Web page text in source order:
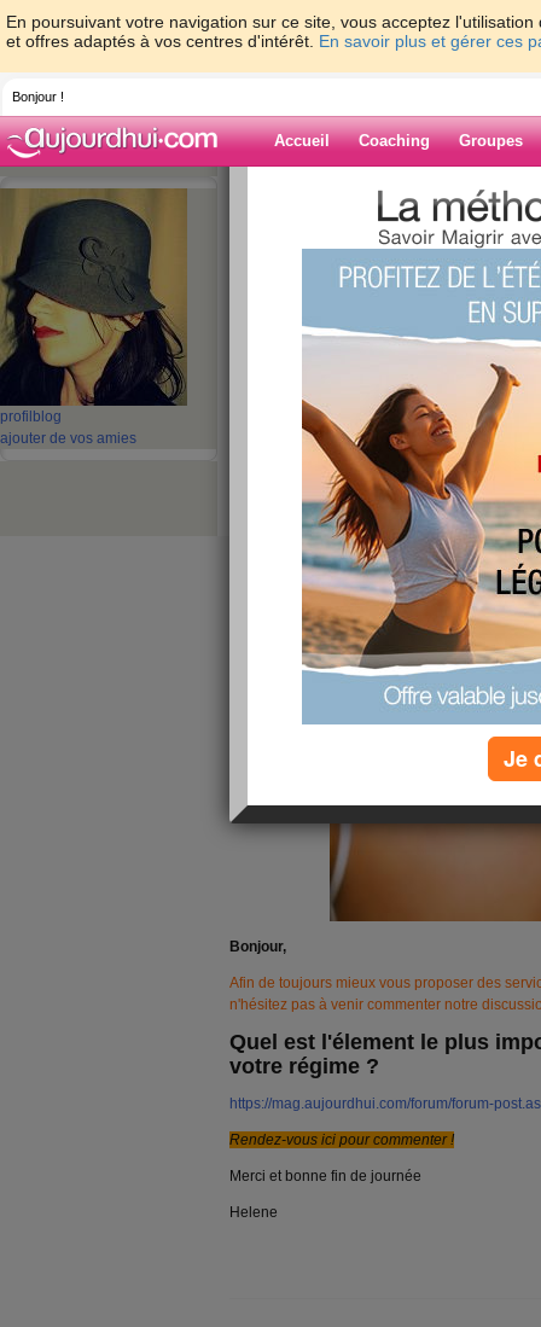
En poursuivant votre navigation sur ce site, vous acceptez
et offres adaptés à vos centres d'intérêt. En savoir plus et gérer ces
Bonjour !
Accueil Coaching Groupes
profil blog
ajouter de vos amies
> > Venez
Blog de
Venez donner
Bonjour,
Afin de toujours mieux vous proposer des
n'hésitez pas à venir commenter notre
Quel est l'élement le plus
votre régime ?
https://mag.aujourdhui.com/forum/forum-
Rendez-vous ici pour commenter !
Merci et bonne fin de journée
Helene
Je